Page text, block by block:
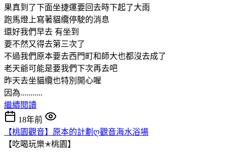
果真到了下面坐捷運要回去時下起了大雨
跑馬燈上寫著貓纜停駛的消息
還好我們早去 有坐到
要不然又得去第三次了
不過我們原本要去西門町和師大也都沒去成了
老天爺可能是要我們下次再去吧
昨天去坐貓纜也特別開心喔
因為...........
繼續閱讀
18年前
【桃園觀音】原本的計劃ღ觀音海水浴場
【吃喝玩樂✭桃園】